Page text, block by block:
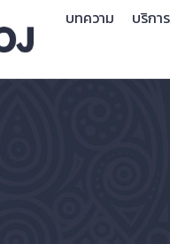
บทความ บริการ